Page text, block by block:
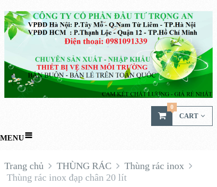
CART
0
MENU
Trang chủ THÙNG RÁC
Thùng rác inox
Thùng rác inox đạp chân 20 lít